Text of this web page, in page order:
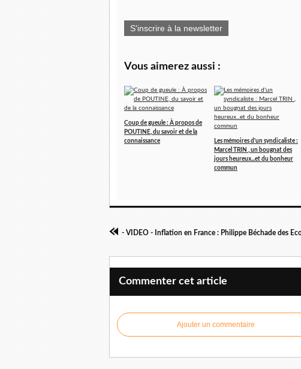
S'inscrire à la newsletter
Vous aimerez aussi :
Coup de gueule : À propos de
POUTINE, du savoir et de la
connaissance
Les mémoires d'un syndicaliste :
Marcel TRIN , un bougnat des
jours heureux...et du bonheur
commun
Commenter cet article
Ajouter un commentaire